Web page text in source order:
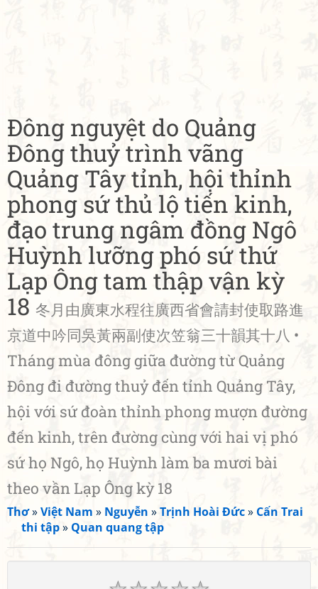
Đông nguyệt do Quảng
Đông thuỷ trình vãng
Quảng Tây tỉnh, hội thỉnh
phong sứ thủ lộ tiến kinh,
đạo trung ngâm đồng Ngô
Huỳnh lưỡng phó sứ thứ
Lạp Ông tam thập vận kỳ
18 冬月由廣東水程往廣西省會請封使取路進
京道中吟同吳黃兩副使次笠翁三十韻其十八 •
Tháng mùa đông giữa đường từ Quảng
Đông đi đường thuỷ đến tỉnh Quảng Tây,
hội với sứ đoàn thỉnh phong mượn đường
đến kinh, trên đường cùng với hai vị phó
sứ họ Ngô, họ Huỳnh làm ba mươi bài
theo vần Lạp Ông kỳ 18
Thơ»Việt Nam » Nguyễn »Trịnh Hoài Đức» Cấn Trai
thi tập» Quan quang tập